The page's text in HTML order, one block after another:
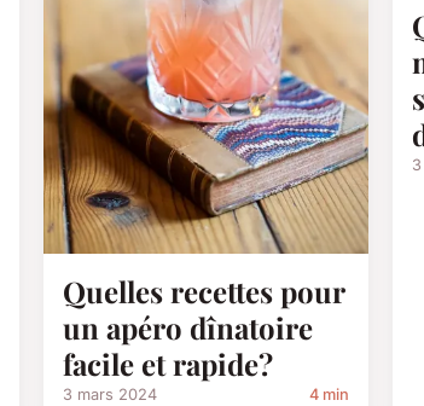
Quelles recettes pour
un apéro dînatoire
facile et rapide?
3 mars 2024 4 min